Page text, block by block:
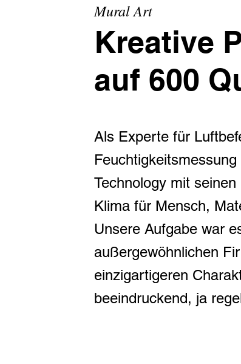
Mural Art
Kreative
auf 600
Als Experte für
Technology mit
Klima für Mensch,
Unsere Aufgabe war
außergewöhnlichen
einzigartigeren
beeindruckend, ja